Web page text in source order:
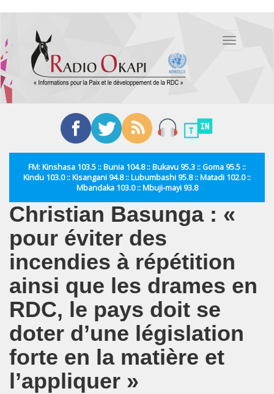
contenu
principal
Toggle
FM: Kinshasa 103.5 :: Bunia 104.8 :: Bukavu 95.3 :: Goma 95.5 ::
Kindu 103.0 :: Kisangani 94.8 :: Lubumbashi 95.8 :: Matadi 102.0 ::
Mbandaka 103.0 :: Mbuji-mayi 93.8
Christian Basunga : «
pour éviter des
incendies à répétition
ainsi que les drames en
RDC, le pays doit se
doter d’une législation
forte en la matière et
l’appliquer »